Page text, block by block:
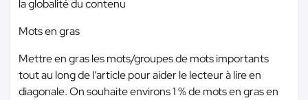
la globalité du contenu
Mots en gras
Mettre en gras les mots/groupes de mots importants
tout au long de l’article pour aider le lecteur à lire en
diagonale. On souhaite environs 1 % de mots en gras en